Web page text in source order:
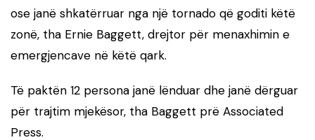
ose janë shkatërruar nga një tornado që goditi këtë
zonë, tha Ernie Baggett, drejtor për menaxhimin e
emergjencave në këtë qark.
Të paktën 12 persona janë lënduar dhe janë dërguar
për trajtim mjekësor, tha Baggett prë Associated
Press.